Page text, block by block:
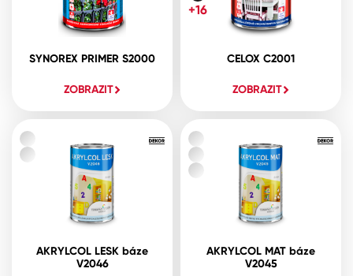
SYNOREX PRIMER S2000
ZOBRAZIT
CELOX C2001
ZOBRAZIT
+16
AKRYLCOL LESK báze
V2046
AKRYLCOL MAT báze
V2045